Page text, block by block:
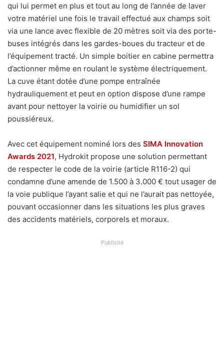
qui lui permet en plus et tout au long de l’année de laver
votre matériel une fois le travail effectué aux champs soit
via une lance avec flexible de 20 mètres soit via des porte-
buses intégrés dans les gardes-boues du tracteur et de
l’équipement tracté. Un simple boitier en cabine permettra
d’actionner même en roulant le système électriquement.
La cuve étant dotée d’une pompe entraînée
hydrauliquement et peut en option dispose d’une rampe
avant pour nettoyer la voirie ou humidifier un sol
poussiéreux.
Avec cet équipement nominé lors des SIMA Innovation
Awards 2021, Hydrokit propose une solution permettant
de respecter le code de la voirie (article R116-2) qui
condamne d’une amende de 1.500 à 3.000 € tout usager de
la voie publique l’ayant salie et qui ne l’aurait pas nettoyée,
pouvant occasionner dans les situations les plus graves
des accidents matériels, corporels et moraux.
Publicité